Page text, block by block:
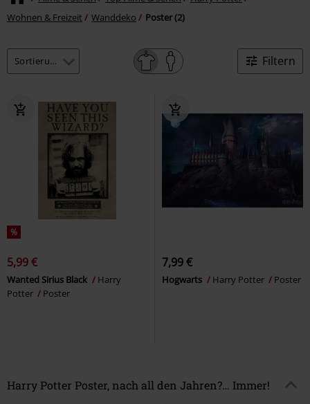
Wohnen & Freizeit
Wanddeko Poster (2)
Filtern
%
5,99 €
Wanted Sirius Black
Harry
Potter
Poster
7,99 €
Hogwarts Harry Potter Poster
Harry Potter Poster, nach all den Jahren?… Immer!